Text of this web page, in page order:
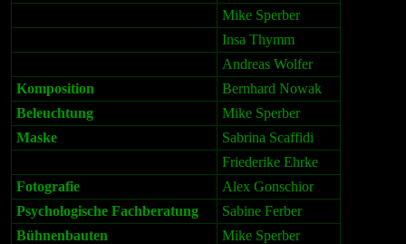
Mike Sperber
Insa Thymm
Andreas Wolfer
Komposition
Bernhard Nowak
Beleuchtung
Mike Sperber
Maske
Sabrina Scaffidi
Friederike Ehrke
Fotografie
Alex Gonschior
Psychologische Fachberatung
Sabine Ferber
Bühnenbauten
Mike Sperber